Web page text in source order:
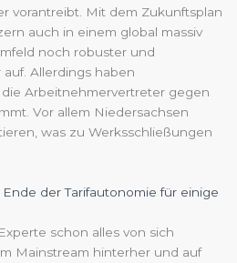
vorantreibt. Mit dem Zukunftsplan
auch in einem global massiv
noch robuster und
Allerdings haben
Arbeitnehmervertreter gegen
Vor allem Niedersachsen
was zu Werksschließungen
der Tarifautonomie für einige
schon alles von sich
Mainstream hinterher und auf